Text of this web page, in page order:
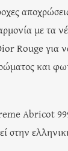
με τα
Rouge για
και
Abricot
στην